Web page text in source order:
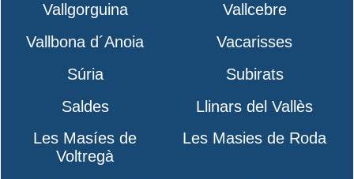
Vallgorguina
Vallcebre
Vallbona d´Anoia
Vacarisses
Súria
Subirats
Saldes
Llinars del Vallès
Les Masíes de
Voltregà
Les Masies de Roda